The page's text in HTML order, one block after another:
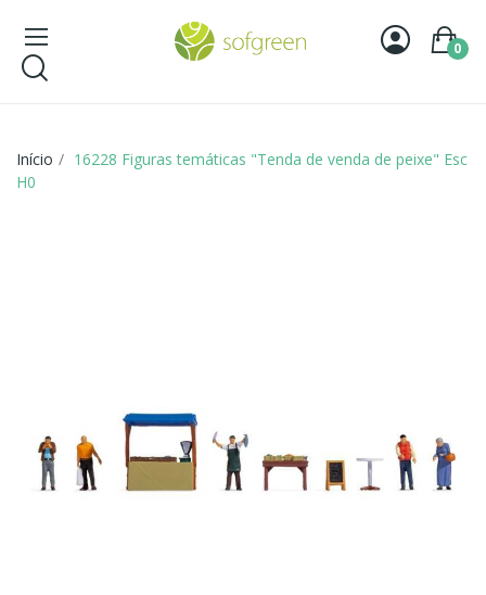
0
Início
16228 Figuras temáticas "Tenda de venda de peixe" Esc
H0